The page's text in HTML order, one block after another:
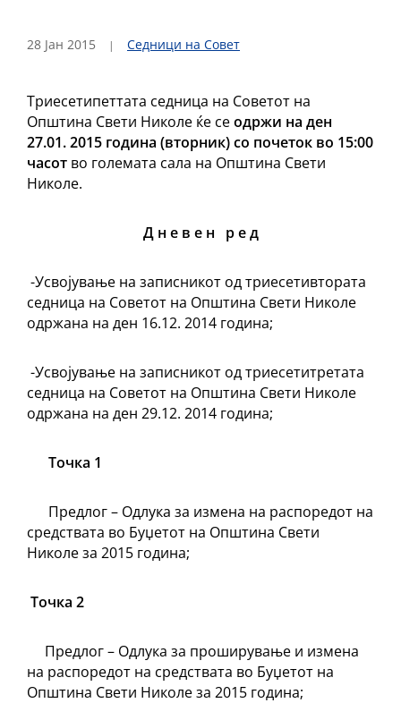
28 Јан 2015 Седници на Совет
Триесетипеттата седница на Советот на
Општина Свети Николе ќе сеодржи на ден
27.01. 2015 година (вторник) со почеток во 15:00
часот во големата сала на Општина Свети
Николе.
Д н е в е н р е д
-Усвојување на записникот од триесетивтората
седница на Советот на Општина Свети Николе
одржана на ден 16.12. 2014 година;
-Усвојување на записникот од триесетитретата
седница на Советот на Општина Свети Николе
одржана на ден 29.12. 2014 година;
Точка 1
Предлог – Одлука за измена на распоредот на
средствата во Буџетот на Општина Свети
Николе за 2015 година;
Точка 2
Предлог – Одлука за проширување и измена
на распоредот на средствата во Буџетот на
Општина Свети Николе за 2015 година;